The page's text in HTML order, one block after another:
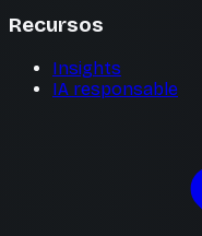
Recursos
Insights
IA responsable